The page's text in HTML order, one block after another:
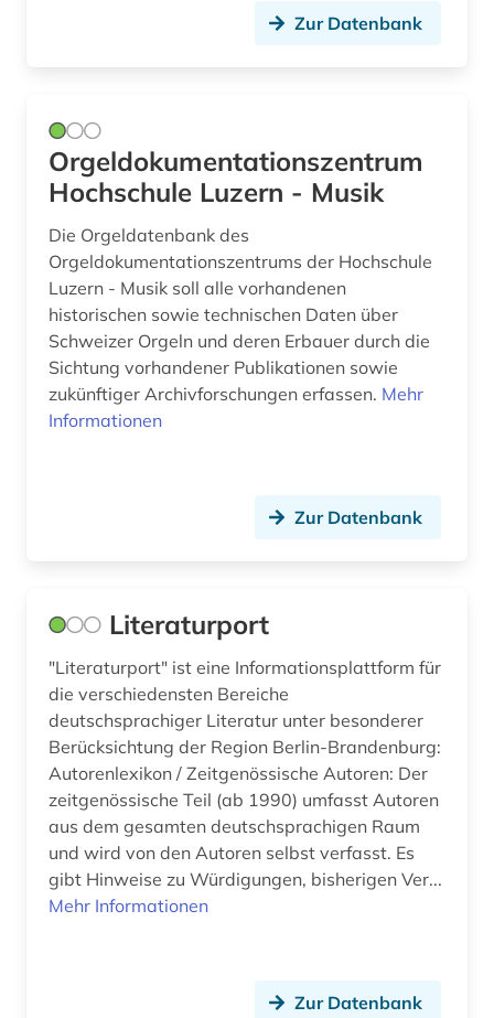
italianistik (5)
italien (1)
jazz (3)
jazz-festival (2)
josephinische landesaufnahme (1)
juden (2)
karte (4)
katalog (7)
katholische kirche (1)
keramik (1)
ki (1)
kinderlied (1)
kino (1)
Zur Datenbank
Orgeldokumentationszentrum
Hochschule Luzern - Musik
Die Orgeldatenbank des
Orgeldokumentationszentrums der Hochschule
Luzern - Musik soll alle vorhandenen
historischen sowie technischen Daten über
Schweizer Orgeln und deren Erbauer durch die
Sichtung vorhandener Publikationen sowie
zukünftiger Archivforschungen erfassen. Mehr
Informationen
Zur Datenbank
Literaturport
"Literaturport" ist eine Informationsplattform für
die verschiedensten Bereiche
deutschsprachiger Literatur unter besonderer
Berücksichtung der Region Berlin-Brandenburg:
Autorenlexikon / Zeitgenössische Autoren: Der
zeitgenössische Teil (ab 1990) umfasst Autoren
aus dem gesamten deutschsprachigen Raum
und wird von den Autoren selbst verfasst. Es
gibt Hinweise zu Würdigungen, bisherigen Ver...
Mehr Informationen
Zur Datenbank